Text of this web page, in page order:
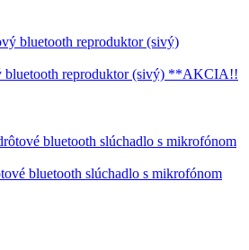
bluetooth reproduktor (sivý) **AKCIA!!
bluetooth slúchadlo s mikrofónom